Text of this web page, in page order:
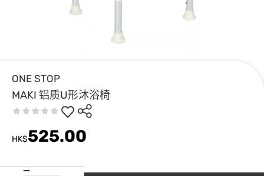
ONE STOP
MAKI 铝质U形沐浴椅
HK$525.00